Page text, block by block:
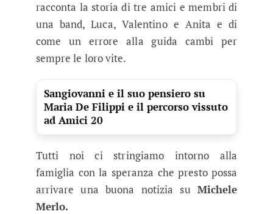
racconta la storia di tre amici e membri di
una band, Luca, Valentino e Anita e di
come un errore alla guida cambi per
sempre le loro vite.
Sangiovanni e il suo pensiero su
Maria De Filippi e il percorso vissuto
ad Amici 20
Tutti noi ci stringiamo intorno alla
famiglia con la speranza che presto possa
arrivare una buona notizia su Michele
Merlo.